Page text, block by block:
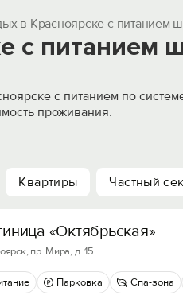
в Красноярске с питанием
с питанием
с питанием по
проживания.
Квартиры Частный
«Октябрьская»
пр. Мира, д. 15
Парковка Спа-зона